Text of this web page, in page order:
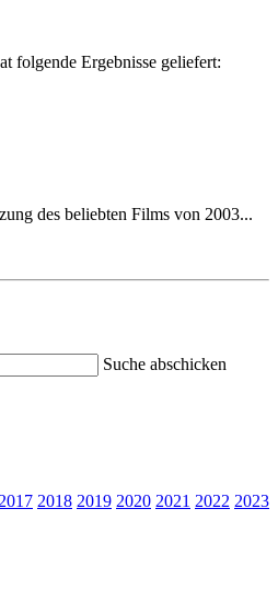
folgende Ergebnisse geliefert:
des beliebten Films von 2003...
Suche abschicken
2017 2018 2019 2020 2021 2022 2023